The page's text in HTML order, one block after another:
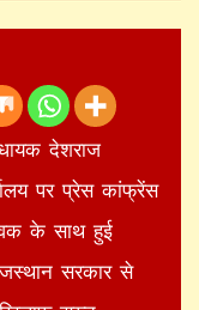
देशराज
पर प्रेस कांफ्रेंस
के साथ हुई
सरकार से